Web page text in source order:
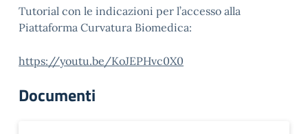
Tutorial con le indicazioni per l’accesso alla
Piattaforma Curvatura Biomedica:
https://youtu.be/KoJEPHvc0X0
Documenti